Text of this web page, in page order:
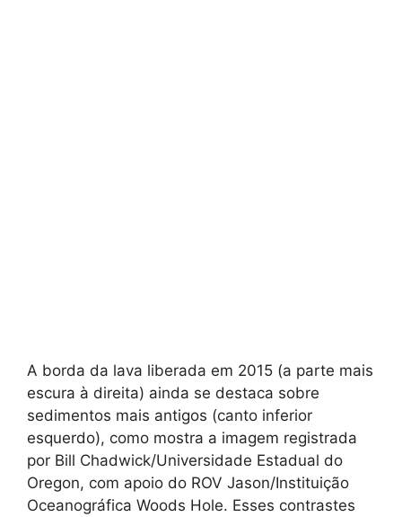
A borda da lava liberada em 2015 (a parte mais
escura à direita) ainda se destaca sobre
sedimentos mais antigos (canto inferior
esquerdo), como mostra a imagem registrada
por Bill Chadwick/Universidade Estadual do
Oregon, com apoio do ROV Jason/Instituição
Oceanográfica Woods Hole. Esses contrastes